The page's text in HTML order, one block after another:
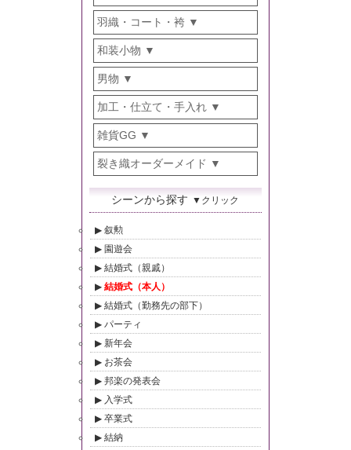
羽織・コート・袴
和装小物
男物
加工・仕立て・手入れ
雑貨GG
裂き織オーダーメイド
シーンから探す ▼クリック
叙勲
園遊会
結婚式（親戚）
結婚式（本人）
結婚式（勤務先の部下）
パーティ
新年会
お茶会
邦楽の発表会
入学式
卒業式
結納